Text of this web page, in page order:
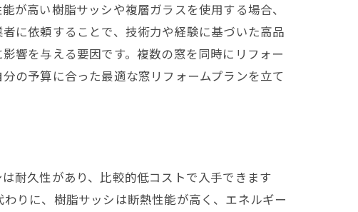
ポイント
が高い樹脂サッシや複層ガラスを使用する場合、
に依頼することで、技術力や経験に基づいた高品
響を与える要因です。複数の窓を同時にリフォー
の予算に合った最適な窓リフォームプランを立て
耐久性があり、比較的低コストで入手できます
りに、樹脂サッシは断熱性能が高く、エネルギー